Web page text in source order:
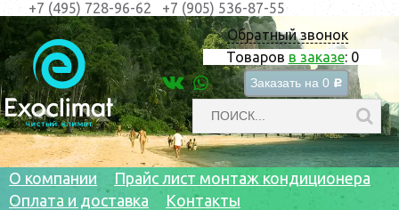
Обратный звонок
Товаров в заказе: 0
Заказать на 0 c
+7 (495) 728-96-62 +7 (905) 536-87-55
О компании
Прайс лист монтаж кондиционера
Оплата и доставка
Контакты